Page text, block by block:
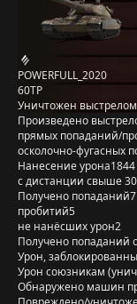
POWERFULL_2020
60TP
Уничтожен
Произведено
прямых попаданий/
осколочно-фугасных
Нанесение урона1844
с дистанции свыше
Получено попаданий7
пробитий5
не нанёсших урон2
Получено попаданий
Урон,
Урон союзникам
Обнаружено машин